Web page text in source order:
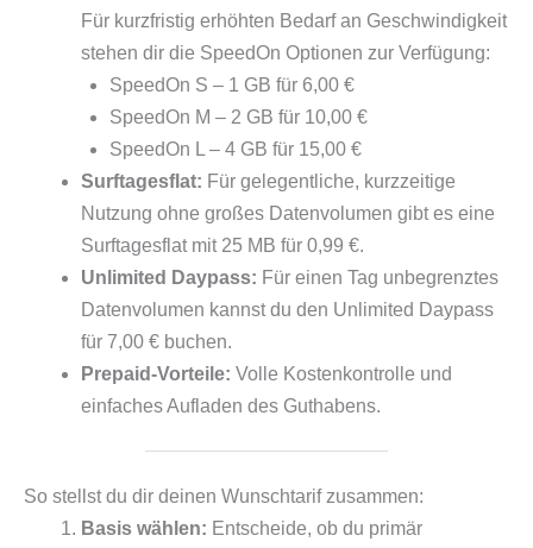
Für kurzfristig erhöhten Bedarf an Geschwindigkeit
stehen dir die SpeedOn Optionen zur Verfügung:
SpeedOn S – 1 GB für 6,00 €
SpeedOn M – 2 GB für 10,00 €
SpeedOn L – 4 GB für 15,00 €
Surftagesflat: Für gelegentliche, kurzzeitige
Nutzung ohne großes Datenvolumen gibt es eine
Surftagesflat mit 25 MB für 0,99 €.
Unlimited Daypass: Für einen Tag unbegrenztes
Datenvolumen kannst du den Unlimited Daypass
für 7,00 € buchen.
Prepaid-Vorteile: Volle Kostenkontrolle und
einfaches Aufladen des Guthabens.
So stellst du dir deinen Wunschtarif zusammen:
Basis wählen: Entscheide, ob du primär